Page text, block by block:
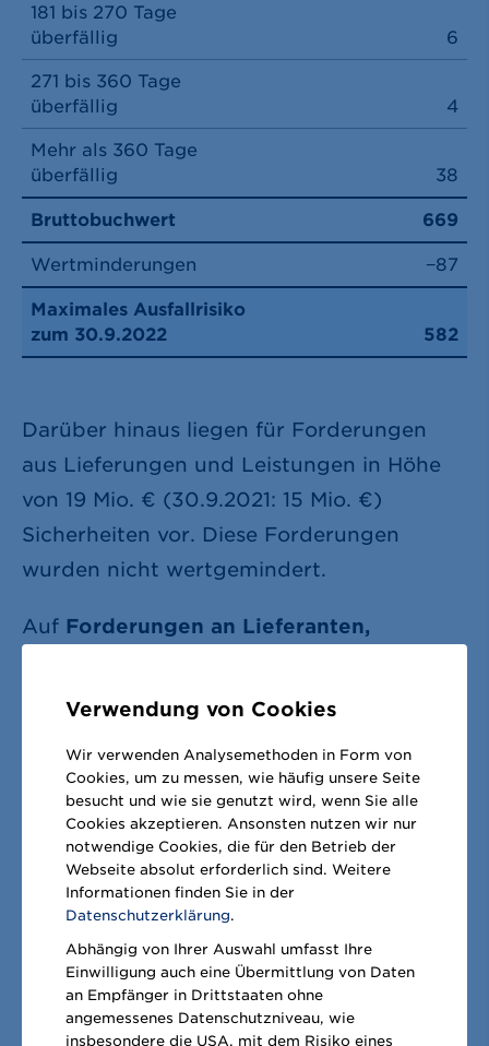
181 bis 270 Tage
überfällig
6
271 bis 360 Tage
überfällig
4
Mehr als 360 Tage
überfällig
38
Bruttobuchwert 669
Wertminderungen −87
Maximales Ausfallrisiko
zum 30.9.2022
582
Darüber hinaus liegen für Forderungen
aus Lieferungen und Leistungen in Höhe
von 19 Mio. € (30.9.2021: 15 Mio. €)
Sicherheiten vor. Diese Forderungen
wurden nicht wertgemindert.
Auf Forderungen an Lieferanten,
Ausleihungen
Forderungen aus
nach IFRS 9 vorgesehenen allgemeinen
Wertminderungsregelungen an. Ein
mögliches Ausfallrisiko wird in diesen
Fällen auf Basis der Kontrahentenbonität
ermittelt. METRO verwendet hierzu
externe Ratings bekannter
Ratingagenturen sowie interne
Ausfallrisiko-Ratingklassen, die sich
Verwendung von Cookies
Wir verwenden Analysemethoden in Form von
Cookies, um zu messen, wie häufig unsere Seite
besucht und wie sie genutzt wird, wenn Sie alle
Cookies akzeptieren. Ansonsten nutzen wir nur
notwendige Cookies, die für den Betrieb der
Webseite absolut erforderlich sind. Weitere
Informationen finden Sie in der
Datenschutzerklärung.
Abhängig von Ihrer Auswahl umfasst Ihre
Einwilligung auch eine Übermittlung von Daten
an Empfänger in Drittstaaten ohne
angemessenes Datenschutzniveau, wie
insbesondere die USA, mit dem Risiko eines